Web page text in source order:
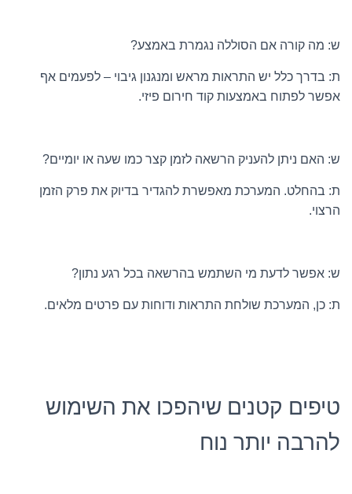
ש: מה קורה אם הסוללה נגמרת באמצע?
ת: בדרך כלל יש התראות מראש ומנגנון גיבוי – לפעמים אף
אפשר לפתוח באמצעות קוד חירום פיזי.
ש: האם ניתן להעניק הרשאה לזמן קצר כמו שעה או יומיים?
ת: בהחלט. המערכת מאפשרת להגדיר בדיוק את פרק הזמן
הרצוי.
ש: אפשר לדעת מי השתמש בהרשאה בכל רגע נתון?
ת: כן, המערכת שולחת התראות ודוחות עם פרטים מלאים.
טיפים קטנים שיהפכו את השימוש
להרבה יותר נוח